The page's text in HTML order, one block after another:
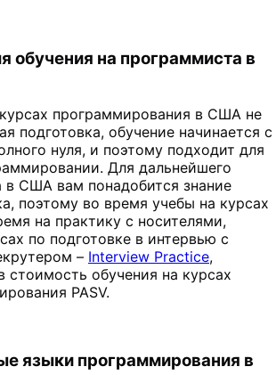
обучения на программиста в
программирования в США не
подготовка, обучение начинается с
нуля, и поэтому подходит для
Для дальнейшего
в США вам понадобится знание
поэтому во время учебы на курсах
на практику с носителями,
по подготовке в интервью с
– Interview Practice,
стоимость обучения на курсах
PASV.
языки программирования в